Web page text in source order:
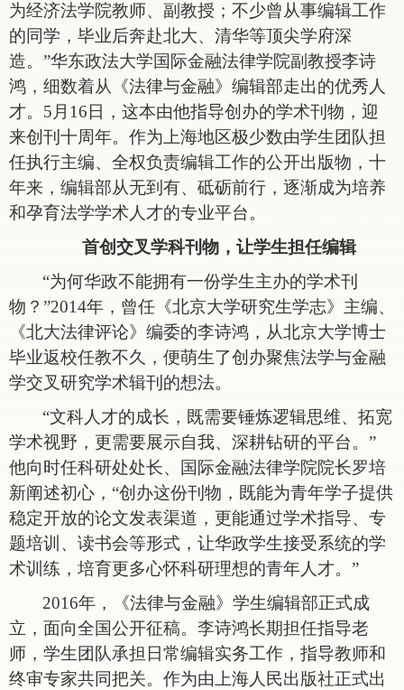
为经济法学院教师、副教授；不少曾从事编辑工作
的同学，毕业后奔赴北大、清华等顶尖学府深
造。”华东政法大学国际金融法律学院副教授李诗
鸿，细数着从《法律与金融》编辑部走出的优秀人
才。5月16日，这本由他指导创办的学术刊物，迎
来创刊十周年。作为上海地区极少数由学生团队担
任执行主编、全权负责编辑工作的公开出版物，十
年来，编辑部从无到有、砥砺前行，逐渐成为培养
和孕育法学学术人才的专业平台。
首创交叉学科刊物，让学生担任编辑
“为何华政不能拥有一份学生主办的学术刊
物？”2014年，曾任《北京大学研究生学志》主编、
《北大法律评论》编委的李诗鸿，从北京大学博士
毕业返校任教不久，便萌生了创办聚焦法学与金融
学交叉研究学术辑刊的想法。
“文科人才的成长，既需要锤炼逻辑思维、拓宽
学术视野，更需要展示自我、深耕钻研的平台。”
他向时任科研处处长、国际金融法律学院院长罗培
新阐述初心，“创办这份刊物，既能为青年学子提供
稳定开放的论文发表渠道，更能通过学术指导、专
题培训、读书会等形式，让华政学生接受系统的学
术训练，培育更多心怀科研理想的青年人才。”
2016年，《法律与金融》学生编辑部正式成
立，面向全国公开征稿。李诗鸿长期担任指导老
师，学生团队承担日常编辑实务工作，指导教师和
终审专家共同把关。作为由上海人民出版社正式出